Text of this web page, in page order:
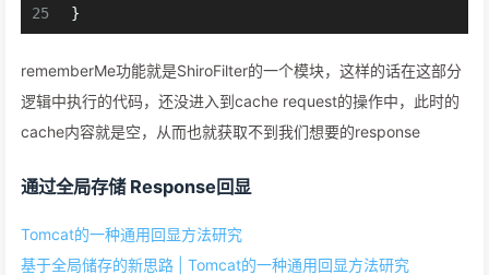
25
}
rememberMe功能就是ShiroFilter的一个模块，这样的话在这部分
逻辑中执行的代码，还没进入到cache request的操作中，此时的
cache内容就是空，从而也就获取不到我们想要的response
通过全局存储 Response回显
Tomcat的一种通用回显方法研究
基于全局储存的新思路 | Tomcat的一种通用回显方法研究